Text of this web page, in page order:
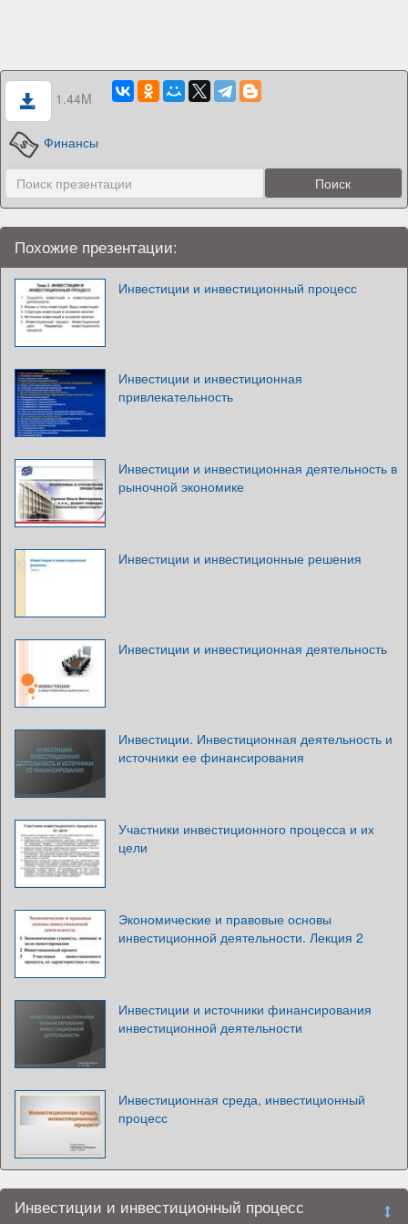
1.44M
Финансы
Похожие презентации:
Инвестиции и инвестиционный процесс
Инвестиции и инвестиционная
привлекательность
Инвестиции и инвестиционная деятельность в
рыночной экономике
Инвестиции и инвестиционные решения
Инвестиции и инвестиционная деятельность
Инвестиции. Инвестиционная деятельность и
источники ее финансирования
Участники инвестиционного процесса и их
цели
Экономические и правовые основы
инвестиционной деятельности. Лекция 2
Инвестиции и источники финансирования
инвестиционной деятельности
Инвестиционная среда, инвестиционный
процесс
Инвестиции и инвестиционный процесс